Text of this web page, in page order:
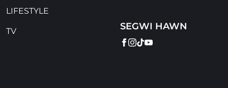
LIFESTYLE
TV SEGWI HAWN
FACEBOOK
INSTAGRAM
TIKTOK
YOUTUBE